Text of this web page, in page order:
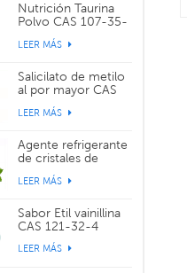
Nutrición Taurina
Polvo CAS 107-35-
LEER MÁS
Salicilato de metilo
al por mayor CAS
LEER MÁS
Agente refrigerante
de cristales de
39711-79-0
LEER MÁS
Sabor Etil vainillina
CAS 121-32-4
LEER MÁS